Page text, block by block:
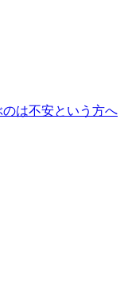
は不安という方へ